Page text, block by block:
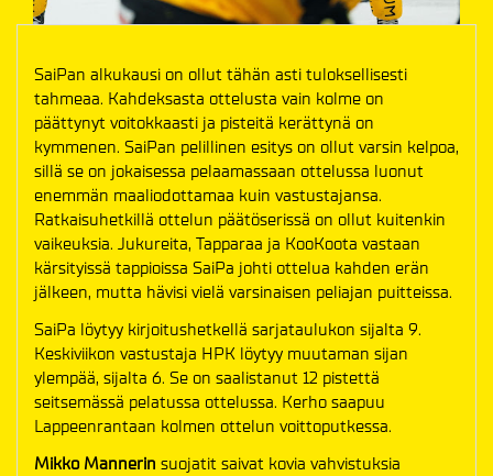
SaiPan alkukausi on ollut tähän asti tuloksellisesti
tahmeaa. Kahdeksasta ottelusta vain kolme on
päättynyt voitokkaasti ja pisteitä kerättynä on
kymmenen. SaiPan pelillinen esitys on ollut varsin kelpoa,
sillä se on jokaisessa pelaamassaan ottelussa luonut
enemmän maaliodottamaa kuin vastustajansa.
Ratkaisuhetkillä ottelun päätöserissä on ollut kuitenkin
vaikeuksia. Jukureita, Tapparaa ja KooKoota vastaan
kärsityissä tappioissa SaiPa johti ottelua kahden erän
jälkeen, mutta hävisi vielä varsinaisen peliajan puitteissa.
SaiPa löytyy kirjoitushetkellä sarjataulukon sijalta 9.
Keskiviikon vastustaja HPK löytyy muutaman sijan
ylempää, sijalta 6. Se on saalistanut 12 pistettä
seitsemässä pelatussa ottelussa. Kerho saapuu
Lappeenrantaan kolmen ottelun voittoputkessa.
Mikko Mannerin suojatit saivat kovia vahvistuksia